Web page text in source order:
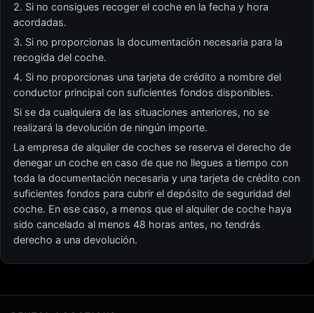
2. Si no consigues recoger el coche en la fecha y hora
acordadas.
3. Si no proporcionas la documentación necesaria para la
recogida del coche.
4. Si no proporcionas una tarjeta de crédito a nombre del
conductor principal con suficientes fondos disponibles.
Si se da cualquiera de las situaciones anteriores, no se
realizará la devolución de ningún importe.
La empresa de alquiler de coches se reserva el derecho de
denegar un coche en caso de que no llegues a tiempo con
toda la documentación necesaria y una tarjeta de crédito con
suficientes fondos para cubrir el depósito de seguridad del
coche. En ese caso, a menos que el alquiler de coche haya
sido cancelado al menos 48 horas antes, no tendrás
derecho a una devolución.